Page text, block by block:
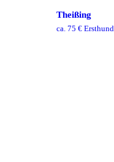
Theißing
ca. 75 € Ersthund